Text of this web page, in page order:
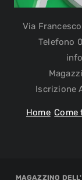
Via
Telefono
Iscrizione
Home Come
MAGAZZINO